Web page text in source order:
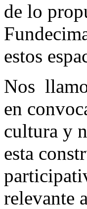
de lo
estos
Nos
en
cultura y
esta
relevante